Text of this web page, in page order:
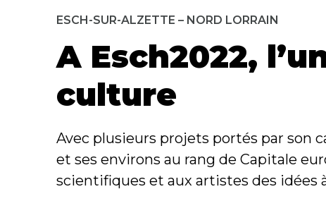
ESCH-SUR-ALZETTE – NORD LORRAIN
A Esch2022,
culture
Avec plusieurs projets portés par son
et ses environs au rang de Capitale
scientifiques et aux artistes des idées